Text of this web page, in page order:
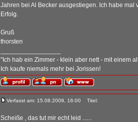
Jahren bei Al Becker ausgestiegen. Ich habe mal
Erfolg.
Gruß
thorsten
"Ich hab ein Zimmer - klein aber nett - mit einem
Ich kaufe niemals mehr bei Jorissen!
Verfasst am: 15.08.2009, 16:00 Titel:
Scheiße , das tut mir echt leid ......